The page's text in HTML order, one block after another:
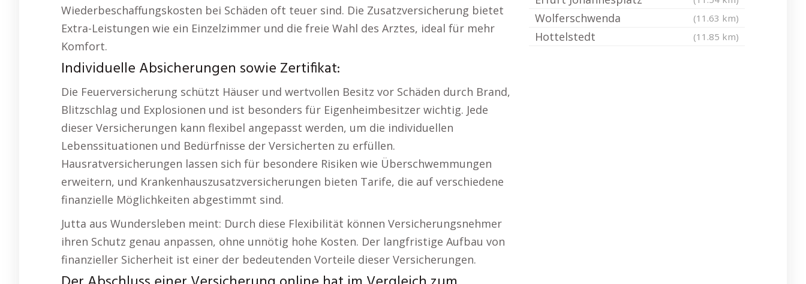
Wiederbeschaffungskosten bei Schäden oft teuer sind. Die Zusatzversicherung bietet
Extra-Leistungen wie ein Einzelzimmer und die freie Wahl des Arztes, ideal für mehr
Komfort.
Individuelle Absicherungen sowie Zertifikat:
Die Feuerversicherung schützt Häuser und wertvollen Besitz vor Schäden durch Brand,
Blitzschlag und Explosionen und ist besonders für Eigenheimbesitzer wichtig. Jede
dieser Versicherungen kann flexibel angepasst werden, um die individuellen
Lebenssituationen und Bedürfnisse der Versicherten zu erfüllen.
Hausratversicherungen lassen sich für besondere Risiken wie Überschwemmungen
erweitern, und Krankenhauszusatzversicherungen bieten Tarife, die auf verschiedene
finanzielle Möglichkeiten abgestimmt sind.
Jutta aus Wundersleben meint: Durch diese Flexibilität können Versicherungsnehmer
ihren Schutz genau anpassen, ohne unnötig hohe Kosten. Der langfristige Aufbau von
finanzieller Sicherheit ist einer der bedeutenden Vorteile dieser Versicherungen.
Wolferschwenda (11.63 km)
Hottelstedt (11.85 km)